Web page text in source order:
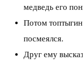
медведь его
Потом
посмеялся.
Друг ему